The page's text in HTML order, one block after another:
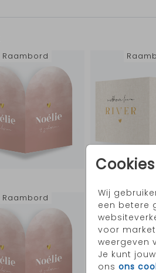
Cookies
Wij
een betere
voor
weergeven
Je kunt
ons ons
Raambord
Raambord